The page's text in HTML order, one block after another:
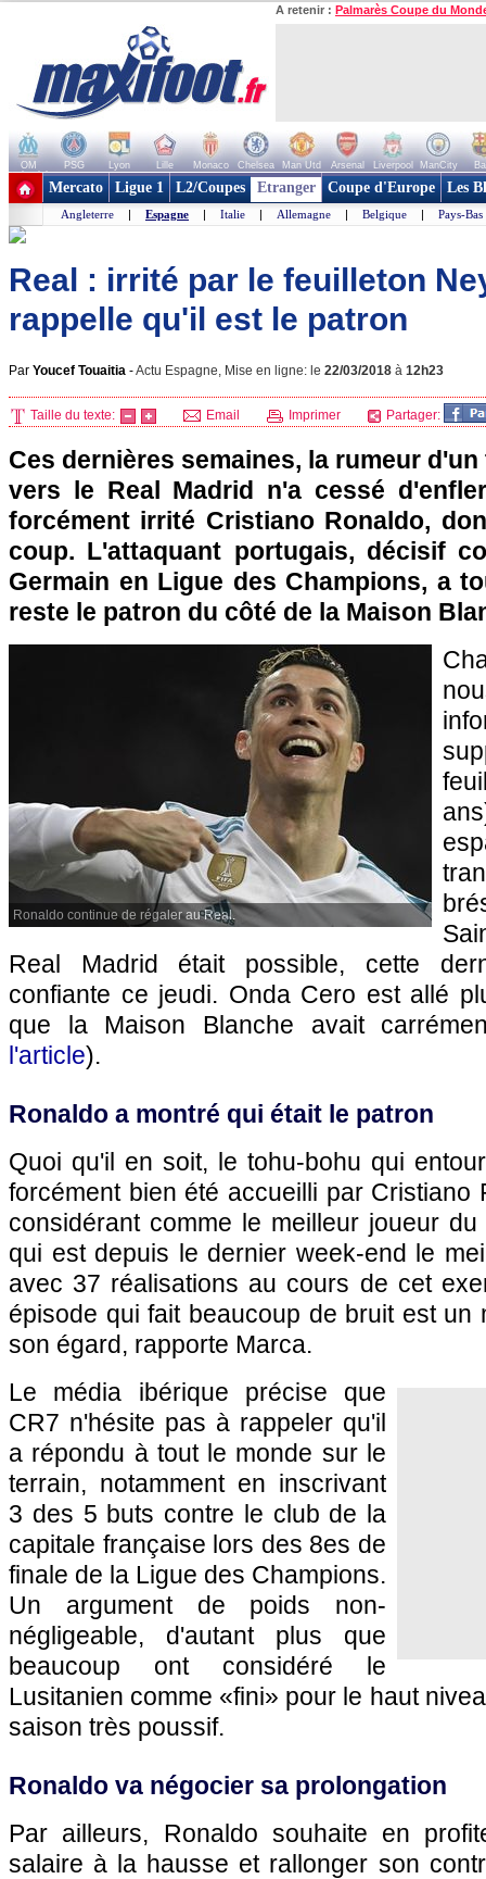
A retenir : Palmarès Coupe du
OM PSG Lyon Lille Monaco Chelsea Man Utd Arsenal Liverpool ManCity
+ de clubs
Mercato Ligue 1 L2/Coupes Etranger Coupe d'Europe Les
Angleterre | Espagne | Italie | Allemagne | Belgique | Pays-Bas
Real : irrité par le feuilleton
rappelle qu'il est le patron
Par Youcef Touaitia -Actu Espagne, Mise en ligne: le 22/03/2018 à 12h23
Taille du texte: Email Imprimer Partager:
Ces dernières semaines, la rumeur
vers le Real Madrid n'a cessé
forcément irrité Cristiano Ronaldo,
coup. L'attaquant portugais, décisif
Germain en Ligue des Champions, a
reste le patron du côté de la Maison
Ronaldo continue de régaler au Real.
Real Madrid était possible, cette
confiante ce jeudi. Onda Cero est allé
que la Maison Blanche avait
l'article).
Ronaldo a montré qui était le patron
Quoi qu'il en soit, le tohu-bohu qui
forcément bien été accueilli par Cristiano
considérant comme le meilleur joueur
qui est depuis le dernier week-end le
avec 37 réalisations au cours de cet
épisode qui fait beaucoup de bruit est un
son égard, rapporte Marca.
Le média ibérique précise que
CR7 n'hésite pas à rappeler qu'il
a répondu à tout le monde sur le
terrain, notamment en inscrivant
3 des 5 buts contre le club de la
capitale française lors des 8es de
finale de la Ligue des Champions.
Un argument de poids non-
négligeable, d'autant plus que
beaucoup ont considéré le
Lusitanien comme «fini» pour le haut
saison très poussif.
Ronaldo va négocier sa prolongation
Par ailleurs, Ronaldo souhaite en
salaire à la hausse et rallonger son